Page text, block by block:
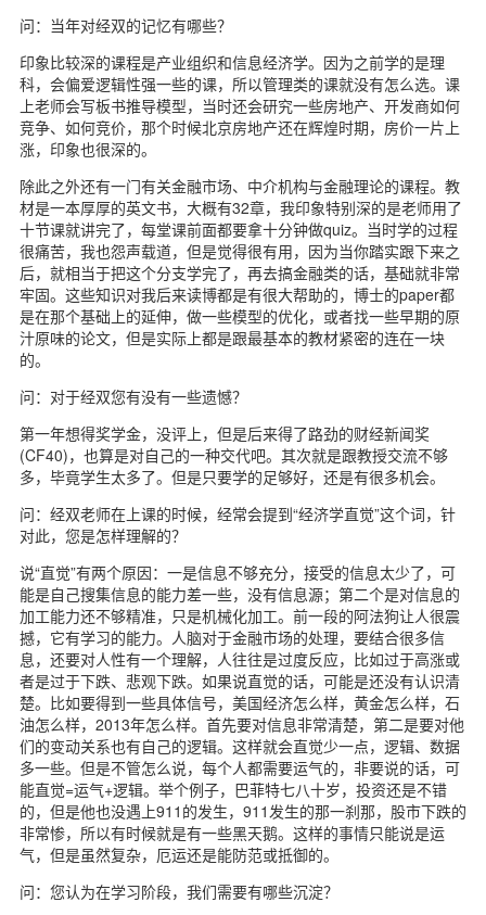
问：当年对经双的记忆有哪些？
印象比较深的课程是产业组织和信息经济学。因为之前学的是理
科，会偏爱逻辑性强一些的课，所以管理类的课就没有怎么选。课
上老师会写板书推导模型，当时还会研究一些房地产、开发商如何
竞争、如何竞价，那个时候北京房地产还在辉煌时期，房价一片上
涨，印象也很深的。
除此之外还有一门有关金融市场、中介机构与金融理论的课程。教
材是一本厚厚的英文书，大概有32章，我印象特别深的是老师用了
十节课就讲完了，每堂课前面都要拿十分钟做quiz。当时学的过程
很痛苦，我也怨声载道，但是觉得很有用，因为当你踏实跟下来之
后，就相当于把这个分支学完了，再去搞金融类的话，基础就非常
牢固。这些知识对我后来读博都是有很大帮助的，博士的paper都
是在那个基础上的延伸，做一些模型的优化，或者找一些早期的原
汁原味的论文，但是实际上都是跟最基本的教材紧密的连在一块
的。
问：对于经双您有没有一些遗憾？
第一年想得奖学金，没评上，但是后来得了路劲的财经新闻奖
(CF40)，也算是对自己的一种交代吧。其次就是跟教授交流不够
多，毕竟学生太多了。但是只要学的足够好，还是有很多机会。
问：经双老师在上课的时候，经常会提到“经济学直觉”这个词，针
对此，您是怎样理解的？
说“直觉”有两个原因：一是信息不够充分，接受的信息太少了，可
能是自己搜集信息的能力差一些，没有信息源；第二个是对信息的
加工能力还不够精准，只是机械化加工。前一段的阿法狗让人很震
撼，它有学习的能力。人脑对于金融市场的处理，要结合很多信
息，还要对人性有一个理解，人往往是过度反应，比如过于高涨或
者是过于下跌、悲观下跌。如果说直觉的话，可能是还没有认识清
楚。比如要得到一些具体信号，美国经济怎么样，黄金怎么样，石
油怎么样，2013年怎么样。首先要对信息非常清楚，第二是要对他
们的变动关系也有自己的逻辑。这样就会直觉少一点，逻辑、数据
多一些。但是不管怎么说，每个人都需要运气的，非要说的话，可
能直觉=运气+逻辑。举个例子，巴菲特七八十岁，投资还是不错
的，但是他也没遇上911的发生，911发生的那一刹那，股市下跌的
非常惨，所以有时候就是有一些黑天鹅。这样的事情只能说是运
气，但是虽然复杂，厄运还是能防范或抵御的。
问：您认为在学习阶段，我们需要有哪些沉淀？